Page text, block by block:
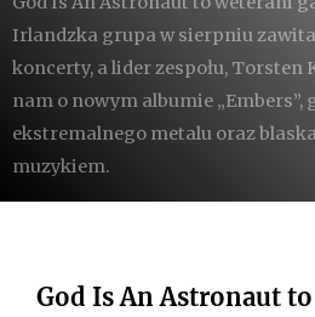
Irlandzka grupa w sierpniu
koncerty, a lider zespołu, Torsten
nam o nowym albumie
ekstremalnego metalu oraz
muzykiem.
God Is An Astronaut